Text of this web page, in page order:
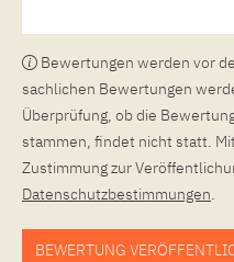
Bewertungen werden vor
sachlichen Bewertungen
Überprüfung, ob die
stammen, findet nicht statt.
Zustimmung zur
Datenschutzbestimmungen.
BEWERTUNG